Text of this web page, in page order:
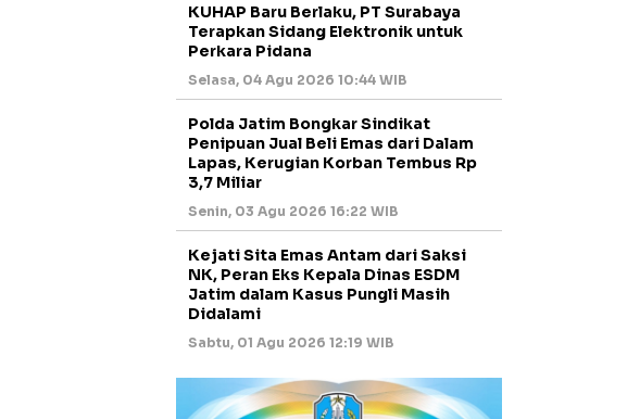
KUHAP Baru Berlaku, PT Surabaya
Terapkan Sidang Elektronik untuk
Perkara Pidana
Selasa, 04 Agu 2026 10:44 WIB
Polda Jatim Bongkar Sindikat
Penipuan Jual Beli Emas dari Dalam
Lapas, Kerugian Korban Tembus Rp
3,7 Miliar
Senin, 03 Agu 2026 16:22 WIB
Kejati Sita Emas Antam dari Saksi
NK, Peran Eks Kepala Dinas ESDM
Jatim dalam Kasus Pungli Masih
Didalami
Sabtu, 01 Agu 2026 12:19 WIB